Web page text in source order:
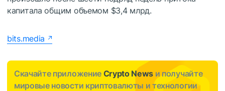
капитала общим объемом $3,4 млрд.
bits.media
Скачайте приложение Crypto News и получайте
мировые новости криптовалюты и технологии